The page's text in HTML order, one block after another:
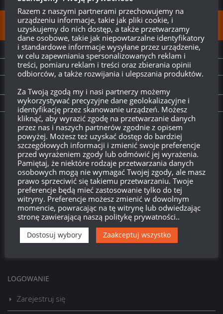
FOLLOW:
NEXT STORY
Prosto z Supertestu: Edelweiss
PREVIOUS STORY
Obligacje – nowa waluta w grze w łacie 9.19
Twitch.tv - Zurugula
Szukaj:
LOGOWANIE
Zarejestruj się
Razem z naszymi partnerami przechowujemy na
urządzeniu informacje, takie jak pliki cookie, i
uzyskujemy do nich dostęp, a także przetwarzamy
dane osobowe, takie jak niepowtarzalne identyfikatory
i standardowe informacje wysyłane przez urządzenie,
w celu zapewniania spersonalizowanych reklam i
treści, pomiaru reklam i treści oraz zbierania opinii
odbiorców, a także rozwijania i ulepszania produktów.
Za Twoją zgodą my i nasi partnerzy możemy
wykorzystywać precyzyjne dane geolokalizacyjne i
identyfikację przez skanowanie urządzeń. Możesz
kliknąć, aby wyrazić zgodę na przetwarzanie danych
przez nas i naszych partnerów zgodnie z opisem
powyżej. Możesz też uzyskać dostęp do bardziej
szczegółowych informacji i zmienić swoje preferencje
przed wyrażeniem zgody lub odmówić jej wyrażenia.
Pamiętaj, że niektóre rodzaje przetwarzania danych
osobowych mogą nie wymagać Twojej zgody, ale masz
prawo sprzeciwić się takiemu przetwarzaniu. Twoje
preferencje będą mieć zastosowanie tylko do tej
witryny. Preferencje możesz zmienić w dowolnym
momencie, powracając na tę witrynę lub odwiedzając
stronę zawierającą naszą politykę prywatności..
Dostosuj wybory Zaakceptuj wszystko